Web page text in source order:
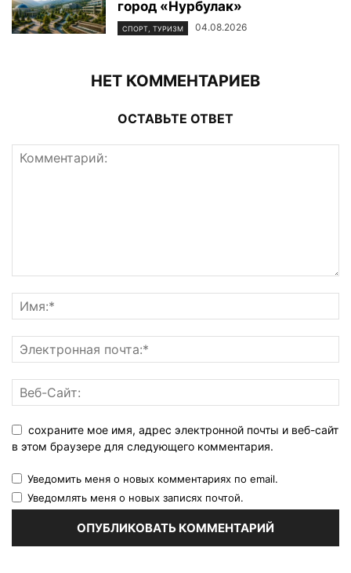
город «Нурбулак»
СПОРТ, ТУРИЗМ 04.08.2026
НЕТ КОММЕНТАРИЕВ
ОСТАВЬТЕ ОТВЕТ
сохраните мое имя, адрес электронной почты и веб-сайт
в этом браузере для следующего комментария.
Уведомить меня о новых комментариях по email.
Уведомлять меня о новых записях почтой.